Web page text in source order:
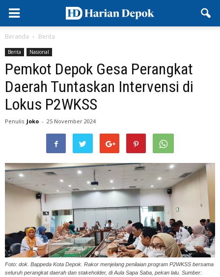
Beranda Berita
Berita Nasional
Pemkot Depok Gesa Perangkat
Daerah Tuntaskan Intervensi di
Lokus P2WKSS
Penulis Joko - 25 November 2024
Foto: dok. Bappeda Kota Depok. Rakor menjelang penilaian program P2WKSS bersama
seluruh perangkat daerah dan stakeholder, di Aula Sapa Saba, pekan lalu. Sumber: